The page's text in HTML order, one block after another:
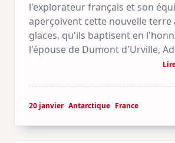
l'explorateur français et son
aperçoivent cette nouvelle terre
glaces, qu'ils baptisent en
l'épouse de Dumont d'Urville,
20 janvier Antarctique France